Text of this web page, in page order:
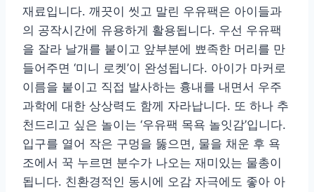
재료입니다. 깨끗이 씻고 말린 우유팩은 아이들과
의 공작시간에 유용하게 활용됩니다. 우선 우유팩
을 잘라 날개를 붙이고 앞부분에 뾰족한 머리를 만
들어주면 ‘미니 로켓’이 완성됩니다. 아이가 마커로
이름을 붙이고 직접 발사하는 흉내를 내면서 우주
과학에 대한 상상력도 함께 자라납니다. 또 하나 추
천드리고 싶은 놀이는 ‘우유팩 목욕 놀잇감’입니다.
입구를 열어 작은 구멍을 뚫으면, 물을 채운 후 욕
조에서 꾹 누르면 분수가 나오는 재미있는 물총이
됩니다. 친환경적인 동시에 오감 자극에도 좋아 아